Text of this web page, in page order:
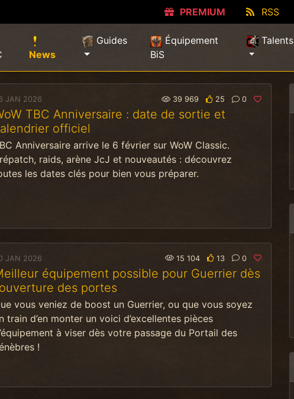
PREMIUM RSS
News(current)
Guides
Équipement
BiS
Talents
JAN 2026 39 969 25 0
TBC Anniversaire : date de sortie et
officiel
Anniversaire arrive le 6 février sur WoW Classic.
raids, arène JcJ et nouveautés : découvrez
les dates clés pour bien vous préparer.
JAN 2026 15 104 13 0
équipement possible pour Guerrier dès
des portes
vous veniez de boost un Guerrier, ou que vous soyez
train d’en monter un voici d’excellentes pièces
à viser dès votre passage du Portail des
!